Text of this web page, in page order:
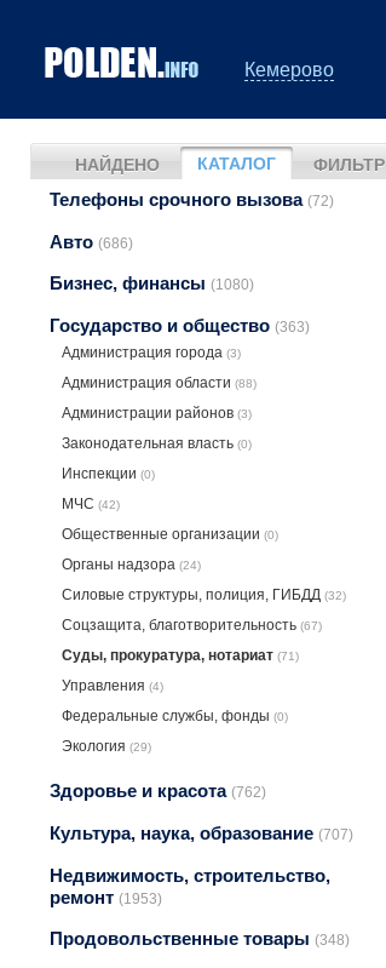
Кемерово
НАЙДЕНО КАТАЛОГ ФИЛЬТР
Телефоны срочного вызова (72)
Авто (686)
Бизнес, финансы (1080)
Государство и общество (363)
Администрация города (3)
Администрация области (88)
Администрации районов (3)
Законодательная власть (0)
Инспекции (0)
МЧС (42)
Общественные организации (0)
Органы надзора (24)
Силовые структуры, полиция, ГИБДД (32)
Соцзащита, благотворительность (67)
Суды, прокуратура, нотариат (71)
Управления (4)
Федеральные службы, фонды (0)
Экология (29)
Здоровье и красота (762)
Культура, наука, образование (707)
Недвижимость, строительство,
ремонт (1953)
Продовольственные товары (348)